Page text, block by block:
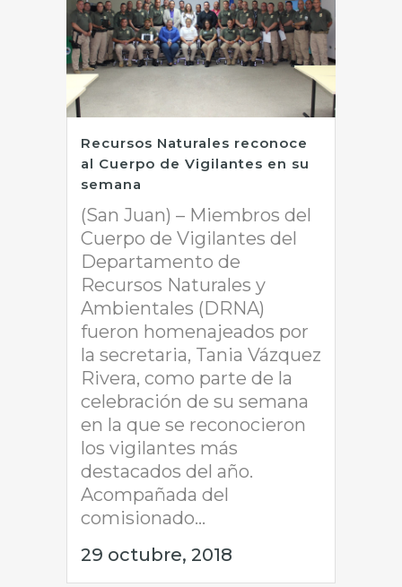
Recursos Naturales reconoce
al Cuerpo de Vigilantes en su
semana
(San Juan) – Miembros del
Cuerpo de Vigilantes del
Departamento de
Recursos Naturales y
Ambientales (DRNA)
fueron homenajeados por
la secretaria, Tania Vázquez
Rivera, como parte de la
celebración de su semana
en la que se reconocieron
los vigilantes más
destacados del año.
Acompañada del
comisionado...
29 octubre, 2018